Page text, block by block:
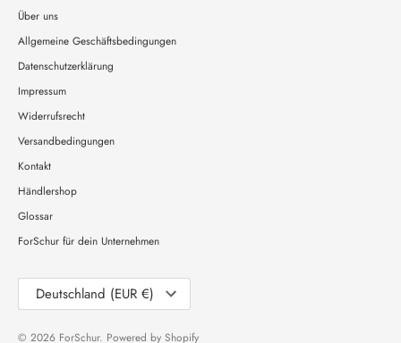
Über uns
Allgemeine Geschäftsbedingungen
Datenschutzerklärung
Impressum
Widerrufsrecht
Versandbedingungen
Kontakt
Händlershop
Glossar
ForSchur für dein Unternehmen
WährungDeutschland (EUR €)
© 2026 ForSchur. Powered by Shopify